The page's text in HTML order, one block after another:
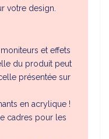
votre design.
et effets
du produit peut
présentée sur
en acrylique !
cadres pour les